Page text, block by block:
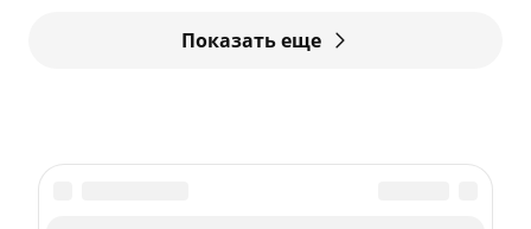
Показать еще